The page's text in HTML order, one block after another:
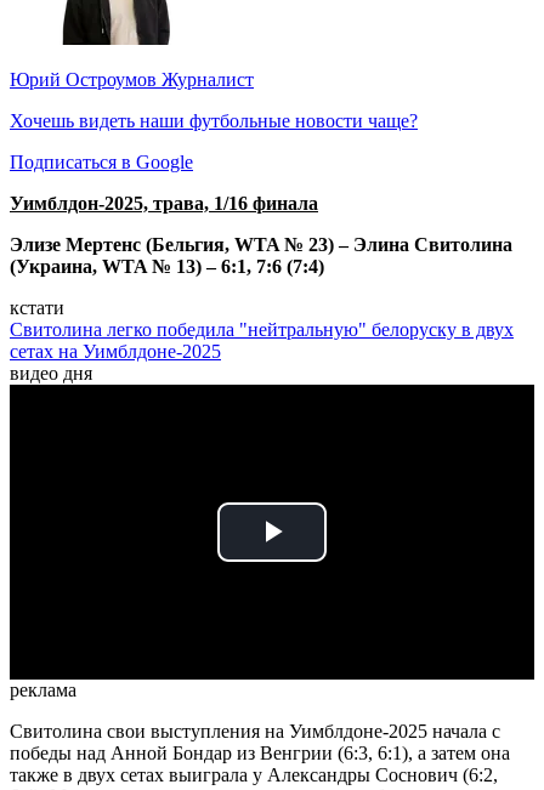
Юрий Остроумов Журналист
Хочешь видеть наши футбольные новости чаще?
Подписаться в Google
Уимблдон-2025, трава, 1/16 финала
Элизе Мертенс (Бельгия, WTA № 23) – Элина Свитолина
(Украина, WTA № 13) – 6:1, 7:6 (7:4)
кстати
Свитолина легко победила "нейтральную" белоруску в двух
сетах на Уимблдоне-2025
видео дня
Play
реклама
Свитолина свои выступления на Уимблдоне-2025 начала с
победы над Анной Бондар из Венгрии (6:3, 6:1), а затем она
также в двух сетах выиграла у Александры Соснович (6:2,